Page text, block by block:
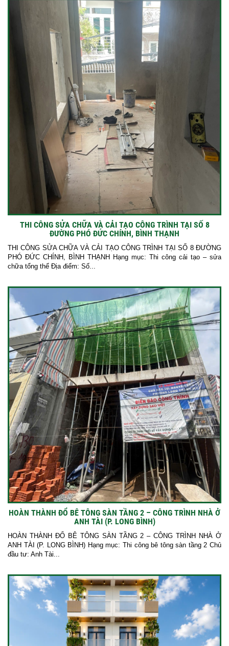
THI CÔNG SỬA CHỮA VÀ CẢI TẠO CÔNG TRÌNH TẠI SỐ 8
ĐƯỜNG PHÓ ĐỨC CHÍNH, BÌNH THẠNH
THI CÔNG SỬA CHỮA VÀ CẢI TẠO CÔNG TRÌNH TẠI SỐ 8 ĐƯỜNG
PHÓ ĐỨC CHÍNH, BÌNH THẠNH Hạng mục: Thi công cải tạo – sửa
chữa tổng thể Địa điểm: Số...
HOÀN THÀNH ĐỔ BÊ TÔNG SÀN TẦNG 2 – CÔNG TRÌNH NHÀ Ở
ANH TÀI (P. LONG BÌNH)
HOÀN THÀNH ĐỔ BÊ TÔNG SÀN TẦNG 2 – CÔNG TRÌNH NHÀ Ở
ANH TÀI (P. LONG BÌNH) Hạng mục: Thi công bê tông sàn tầng 2 Chủ
đầu tư: Anh Tài...